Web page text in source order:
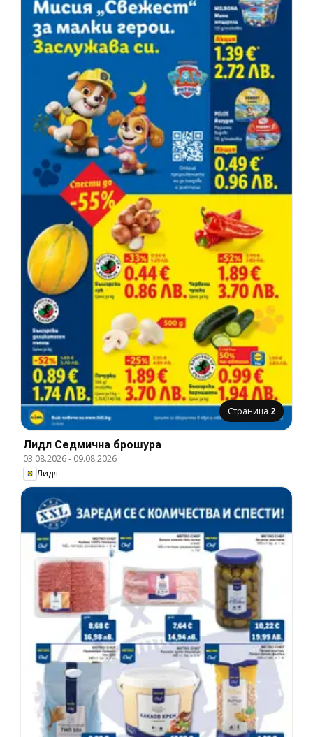
Страница 2
Лидл Cедмична брошура
03.08.2026- 09.08.2026
Лидл